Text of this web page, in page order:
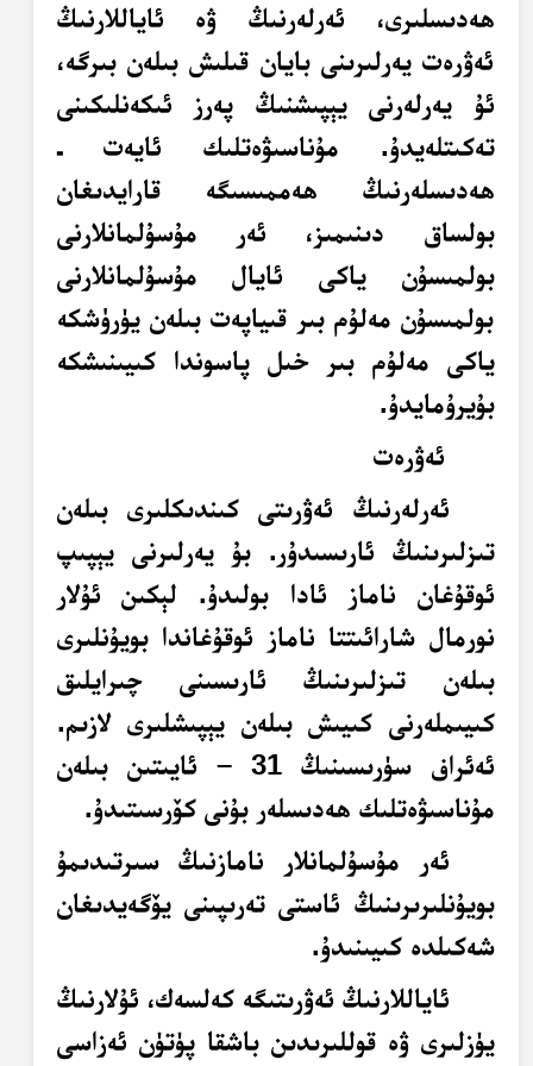
ھەدىسلىرى، ئەرلەرنىڭ ۋە ئاياللارنىڭ
ئەۋرەت يەرلىرىنى بايان قىلىش بىلەن بىرگە،
ئۇ يەرلەرنى يېپىشنىڭ پەرز ئىكەنلىكىنى
تەكىتلەيدۇ. مۇناسىۋەتلىك ئايەت ـ
ھەدىسلەرنىڭ ھەممىسىگە قارايدىغان
بولساق دىنىمىز، ئەر مۇسۇلمانلارنى
بولمىسۇن ياكى ئايال مۇسۇلمانلارنى
بولمىسۇن مەلۇم بىر قىياپەت بىلەن يۈرۈشكە
ياكى مەلۇم بىر خىل پاسوندا كىيىنىشكە
بۇيرۇمايدۇ.
ئەۋرەت
ئەرلەرنىڭ ئەۋرىتى كىندىكلىرى بىلەن
تىزلىرىنىڭ ئارىسىدۇر. بۇ يەرلىرنى يېپىپ
ئوقۇغان ناماز ئادا بولىدۇ. لېكىن ئۇلار
نورمال شارائىتتا ناماز ئوقۇغاندا بويۇنلىرى
بىلەن تىزلىرىنىڭ ئارىسىنى چىرايلىق
كىيىملەرنى كىيىش بىلەن يېپىشلىرى لازىم.
ئەئراف سۈرىسىنىڭ 31 – ئايىتىن بىلەن
مۇناسىۋەتلىك ھەدىسلەر بۇنى كۆرسىتىدۇ.
ئەر مۇسۇلمانلار نامازنىڭ سىرتىدىمۇ
بويۇنلىرىرىنىڭ ئاستى تەرىپىنى يۆگەيدىغان
شەكىلدە كىيىنىدۇ.
ئاياللارنىڭ ئەۋرىتىگە كەلسەك، ئۇلارنىڭ
يۈزلىرى ۋە قوللىرىدىن باشقا پۈتۈن ئەزاسى